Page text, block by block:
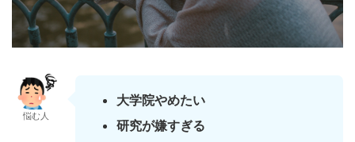
悩む人
大学院やめたい
研究が嫌すぎる